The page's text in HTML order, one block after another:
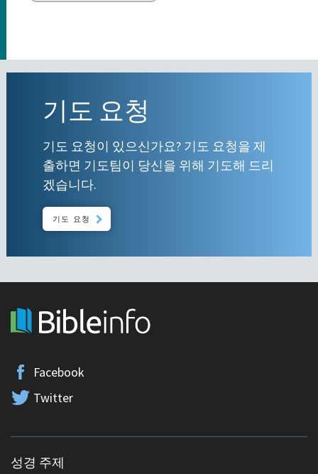
기도 요청
기도 요청이 있으신가요? 기도 요청을 제
출하면 기도팀이 당신을 위해 기도해 드리
겠습니다.
기도 요청
Facebook
Twitter
성경 주제